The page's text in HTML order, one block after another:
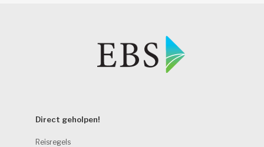
Direct geholpen!
Reisregels